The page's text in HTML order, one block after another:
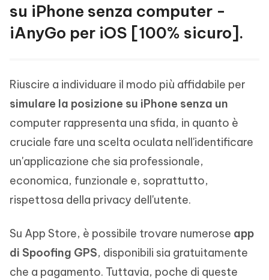
su iPhone senza computer -
iAnyGo per iOS [100% sicuro].
Riuscire a individuare il modo più affidabile per
simulare la posizione su iPhone senza un
computer rappresenta una sfida, in quanto è
cruciale fare una scelta oculata nell'identificare
un'applicazione che sia professionale,
economica, funzionale e, soprattutto,
rispettosa della privacy dell'utente.
Su App Store, è possibile trovare numerose app
di Spoofing GPS, disponibili sia gratuitamente
che a pagamento. Tuttavia, poche di queste